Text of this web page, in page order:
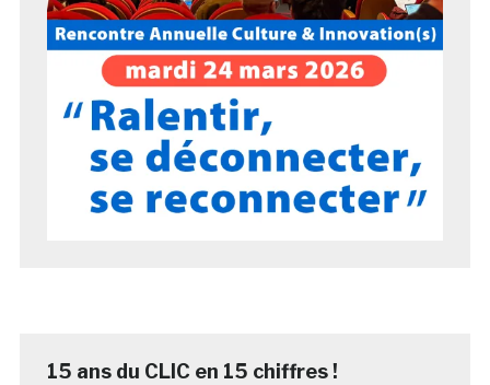
15 ans du CLIC en 15 chiffres !